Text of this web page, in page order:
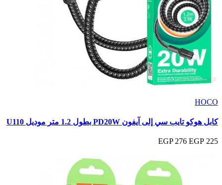
HOCO
كابل هوكو تايب سي إلى آيفون PD20W بطول 1.2 متر موديل U110
225 EGP
276 EGP